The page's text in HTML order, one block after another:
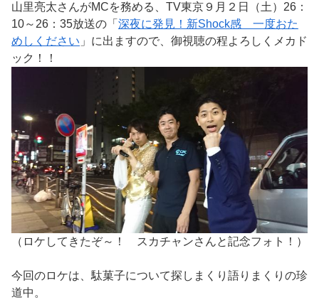
山里亮太さんがMCを務める、TV東京９月２日（土）26：
10～26：35放送の「 深夜に発見！新Shock感 一度おた
めしください 」に出ますので、御視聴の程よろしくメカド
ック！！
（ロケしてきたぞ～！ スカチャンさんと記念フォト！）
今回のロケは、駄菓子について探しまくり語りまくりの珍
道中。